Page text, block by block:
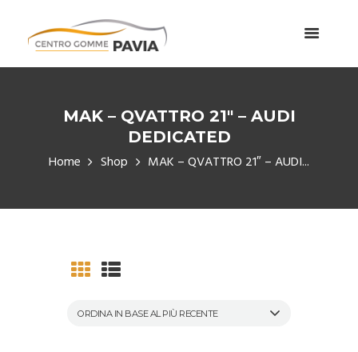
MAK – QVATTRO 21″ – AUDI
DEDICATED
Home Shop MAK – QVATTRO 21″ – AUDI...